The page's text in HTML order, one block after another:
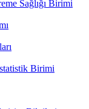
Sağlığı Birimi
Birimi